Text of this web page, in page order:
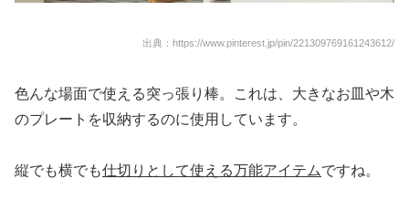
出典：https://www.pinterest.jp/pin/221309769161243612/
色んな場面で使える突っ張り棒。これは、大きなお皿や木
のプレートを収納するのに使用しています。
縦でも横でも仕切りとして使える万能アイテムですね。